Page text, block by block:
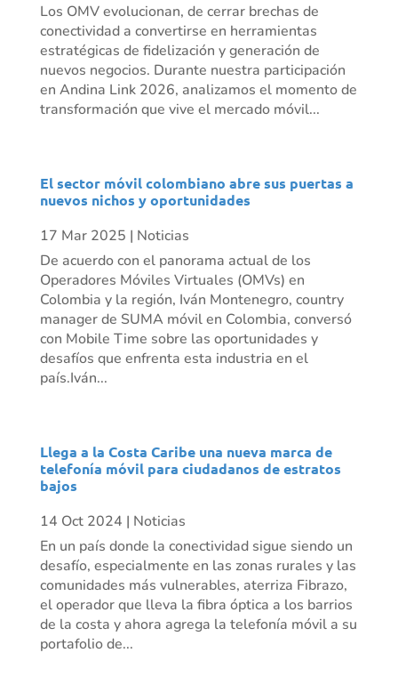
Los OMV evolucionan, de cerrar brechas de
conectividad a convertirse en herramientas
estratégicas de fidelización y generación de
nuevos negocios. Durante nuestra participación
en Andina Link 2026, analizamos el momento de
transformación que vive el mercado móvil...
El sector móvil colombiano abre sus puertas a
nuevos nichos y oportunidades
17 Mar 2025 | Noticias
De acuerdo con el panorama actual de los
Operadores Móviles Virtuales (OMVs) en
Colombia y la región, Iván Montenegro, country
manager de SUMA móvil en Colombia, conversó
con Mobile Time sobre las oportunidades y
desafíos que enfrenta esta industria en el
país.Iván...
Llega a la Costa Caribe una nueva marca de
telefonía móvil para ciudadanos de estratos
bajos
14 Oct 2024 | Noticias
En un país donde la conectividad sigue siendo un
desafío, especialmente en las zonas rurales y las
comunidades más vulnerables, aterriza Fibrazo,
el operador que lleva la fibra óptica a los barrios
de la costa y ahora agrega la telefonía móvil a su
portafolio de...